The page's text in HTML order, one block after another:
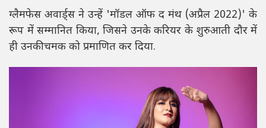
ग्लैमफेस अवार्ड्स ने उन्हें 'मॉडल ऑफ द मंथ (अप्रैल 2022)' के
रूप में सम्मानित किया, जिसने उनके करियर के शुरुआती दौर में
ही उनकी चमक को प्रमाणित कर दिया.